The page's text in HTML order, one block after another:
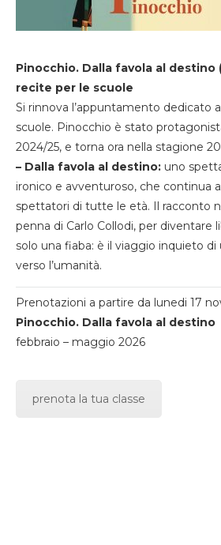
Pinocchio. Dalla favola al destino
recite per le scuole
Si rinnova l’appuntamento dedicato
scuole. Pinocchio è stato
2024/25, e torna ora nella stagione
– Dalla favola al destino: uno
ironico e avventuroso, che continua
spettatori di tutte le età. Il racconto
penna di Carlo Collodi, per diventare
solo una fiaba: è il viaggio inquieto di
verso l’umanità.
Prenotazioni a partire da lunedi 17
Pinocchio. Dalla favola al destino
febbraio – maggio 2026
prenota la tua classe